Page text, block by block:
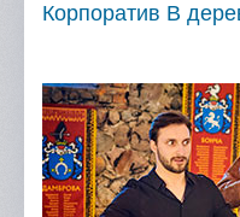
Корпоратив В